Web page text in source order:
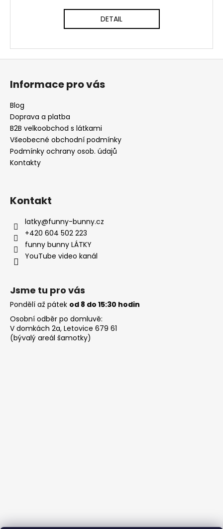
DETAIL
Z
Informace pro vás
Blog
Doprava a platba
B2B velkoobchod s látkami
Všeobecné obchodní podmínky
Podmínky ochrany osob. údajů
Kontakty
Kontakt
latky@funny-bunny.cz
+420 604 502 223
funny bunny LÁTKY
YouTube video kanál
Jsme tu pro vás
Pondělí až pátek od 8 do 15:30 hodin
Osobní odběr po domluvě:
V domkách 2a, Letovice 679 61
(bývalý areál šamotky)